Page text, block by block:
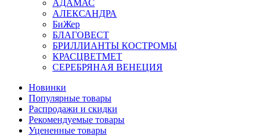
АДАМАС
АЛЕКСАНДРА
БиЖер
БЛАГОВЕСТ
БРИЛЛИАНТЫ КОСТРОМЫ
КРАСЦВЕТМЕТ
СЕРЕБРЯНАЯ ВЕНЕЦИЯ
Новинки
Популярные товары
Распродажи и скидки
Рекомендуемые товары
Уцененные товары